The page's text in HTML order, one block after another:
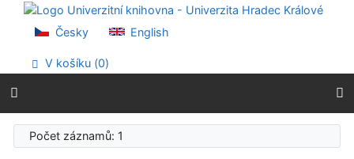
Přejít na obsah
Přejít na menu
Prohlášení o webové přístupnosti
Česky English
V košíku (0)
Počet záznamů: 1